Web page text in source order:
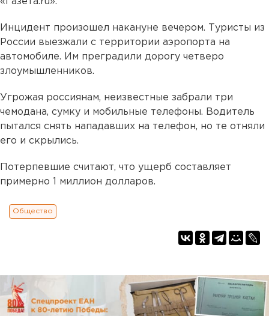
Инцидент произошел накануне вечером. Туристы из
России выезжали с территории аэропорта на
автомобиле. Им преградили дорогу четверо
злоумышленников.
Угрожая россиянам, неизвестные забрали три
чемодана, сумку и мобильные телефоны. Водитель
пытался снять нападавших на телефон, но те отняли
его и скрылись.
Потерпевшие считают, что ущерб составляет
примерно 1 миллион долларов.
Общество